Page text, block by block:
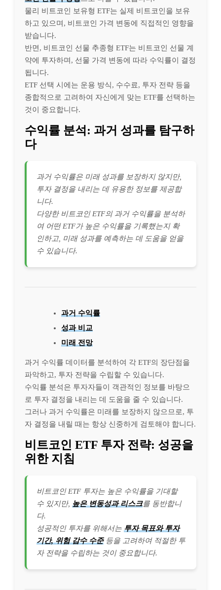
물리 비트코인 보유형 ETF는 실제 비트코인을 보유
하고 있으며, 비트코인 가격 변동에 직접적인 영향을
받습니다.
반면, 비트코인 선물 추종형 ETF는 비트코인 선물 계
약에 투자하며, 선물 가격 변동에 따라 수익률이 결정
됩니다.
ETF 선택 시에는 운용 방식, 수수료, 투자 전략 등을
종합적으로 고려하여 자신에게 맞는 ETF를 선택하는
것이 중요합니다.
수익률 분석: 과거 성과를 탐구하
다
과거 수익률은 미래 성과를 보장하지 않지만,
투자 결정을 내리는 데 유용한 정보를 제공합
니다.
다양한 비트코인 ETF의 과거 수익률을 분석하
여 어떤 ETF가 높은 수익률을 기록했는지 확
인하고, 미래 성과를 예측하는 데 도움을 얻을
수 있습니다.
과거 수익률
성과 비교
미래 전망
과거 수익률 데이터를 분석하여 각 ETF의 장단점을
파악하고, 투자 전략을 수립할 수 있습니다.
수익률 분석은 투자자들이 객관적인 정보를 바탕으
로 투자 결정을 내리는 데 도움을 줄 수 있습니다.
그러나 과거 수익률은 미래를 보장하지 않으므로, 투
자 결정을 내릴 때는 항상 신중하게 검토해야 합니다.
비트코인 ETF 투자 전략: 성공을
위한 지침
비트코인 ETF 투자는 높은 수익률을 기대할
수 있지만, 높은 변동성과 리스크를 동반합니
다.
성공적인 투자를 위해서는 투자 목표와 투자
기간, 위험 감수 수준등을 고려하여 적절한 투
자 전략을 수립하는 것이 중요합니다.